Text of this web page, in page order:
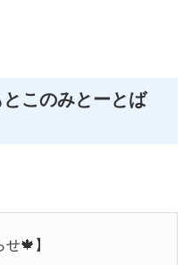
とこのみとーとば
🍁】